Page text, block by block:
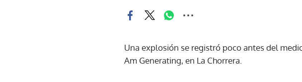
Una explosión se registró poco antes del
Am Generating, en La Chorrera.